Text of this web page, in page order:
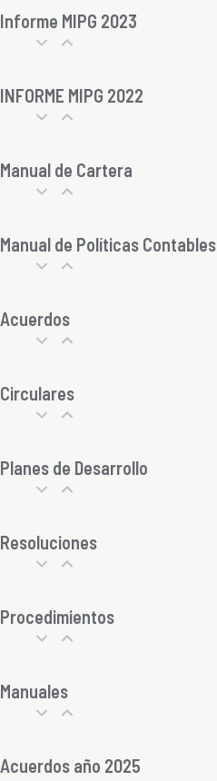
Informe MIPG 2023
INFORME MIPG 2022
Manual de Cartera
Manual de Políticas Contables
Acuerdos
Circulares
Planes de Desarrollo
Resoluciones
Procedimientos
Manuales
Acuerdos año 2025